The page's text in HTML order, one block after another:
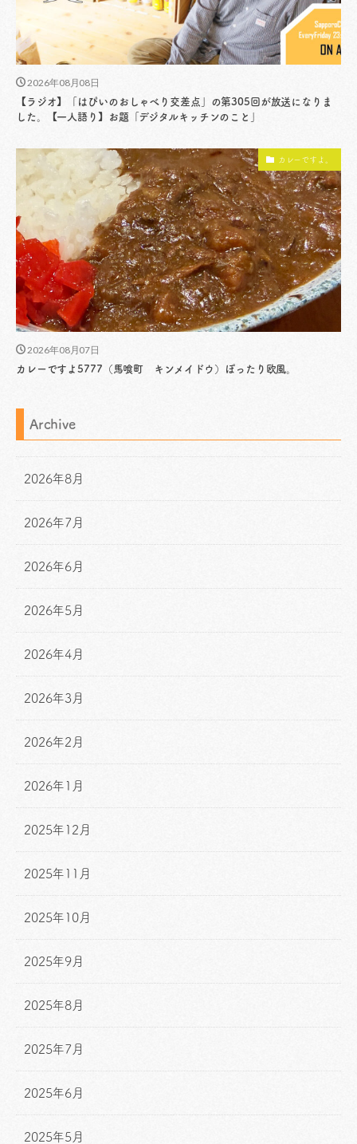
2026年08月08日
【ラジオ】「はぴいのおしゃべり交差点」の第305回が放送になりま
した。【一人語り】お題「デジタルキッチンのこと」
カレーですよ。
2026年08月07日
カレーですよ5777（馬喰町 キンメイドウ）ぽったり欧風。
Archive
2026年8月
2026年7月
2026年6月
2026年5月
2026年4月
2026年3月
2026年2月
2026年1月
2025年12月
2025年11月
2025年10月
2025年9月
2025年8月
2025年7月
2025年6月
2025年5月